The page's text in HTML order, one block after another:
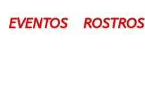
EVENTOS ROSTROS